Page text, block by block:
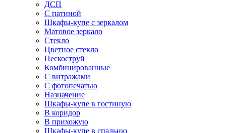
ДСП
С патиной
Шкафы-купе с зеркалом
Матовое зеркало
Стекло
Цветное стекло
Пескоструй
Комбинированные
С витражами
С фотопечатью
Назначение
Шкафы-купе в гостиную
В коридор
В прихожую
Шкафы-купе в спальню